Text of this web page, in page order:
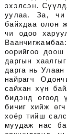
эхэлсэн.
уулаа. За, чи
байхдаа олон
чи одоо
өөрийгөө доош
даргын
дарга нь Улаан
найрагч
сайхан хүн
бидэнд өгөөд
бичиг хийж
хоёр тийш
муудаж нас